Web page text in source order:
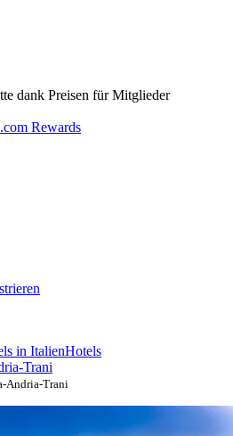
dank Preisen für Mitglieder
Rewards
in ItalienHotels
Trani
Andria-Trani